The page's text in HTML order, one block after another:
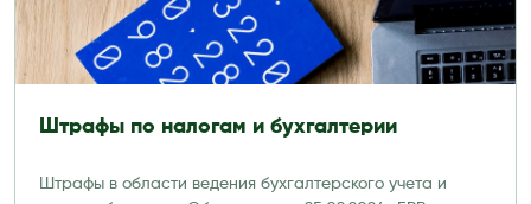
Штрафы по налогам и бухгалтерии
Штрафы в области ведения бухгалтерского учета и